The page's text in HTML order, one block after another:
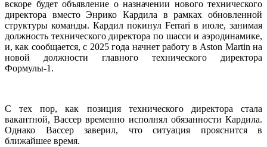
вскоре будет объявление о назначении нового технического
директора вместо Энрико Кардила в рамках обновленной
структуры команды. Кардил покинул Ferrari в июле, занимая
должность технического директора по шасси и аэродинамике,
и, как сообщается, с 2025 года начнет работу в Aston Martin на
новой должности главного технического директора
Формулы-1.
С тех пор, как позиция технического директора стала
вакантной, Вассер временно исполнял обязанности Кардила.
Однако Вассер заверил, что ситуация прояснится в
ближайшее время.